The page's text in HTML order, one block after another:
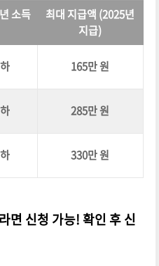
소득
최대 지급액 (2025년
지급)
165만 원
285만 원
330만 원
면 신청 가능! 확인 후 신